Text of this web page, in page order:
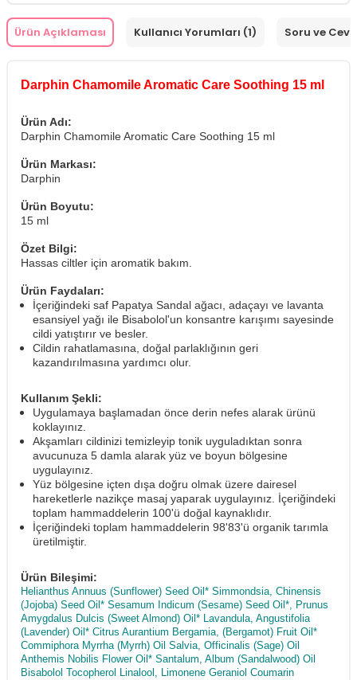
Ürün Açıklaması Kullanıcı Yorumları (1) Soru ve
Darphin Chamomile Aromatic Care Soothing 15 ml
Ürün Adı:
Darphin Chamomile Aromatic Care Soothing 15 ml
Ürün Markası:
Darphin
Ürün Boyutu:
15 ml
Özet Bilgi:
Hassas ciltler için aromatik bakım.
Ürün Faydaları:
İçeriğindeki saf Papatya Sandal ağacı, adaçayı ve lavanta
esansiyel yağı ile Bisabolol'un konsantre karışımı sayesinde
cildi yatıştırır ve besler.
Cildin rahatlamasına, doğal parlaklığının geri
kazandırılmasına yardımcı olur.
Kullanım Şekli:
Uygulamaya başlamadan önce derin nefes alarak ürünü
koklayınız.
Akşamları cildinizi temizleyip tonik uyguladıktan sonra
avucunuza 5 damla alarak yüz ve boyun bölgesine
uygulayınız.
Yüz bölgesine içten dışa doğru olmak üzere dairesel
hareketlerle nazikçe masaj yaparak uygulayınız. İçeriğindeki
toplam hammaddelerin 100'ü doğal kaynaklıdır.
İçeriğindeki toplam hammaddelerin 98'83'ü organik tarımla
üretilmiştir.
Ürün Bileşimi:
Helianthus Annuus (Sunflower) Seed Oil* Simmondsia, Chinensis
(Jojoba) Seed Oil* Sesamum Indicum (Sesame) Seed Oil*, Prunus
Amygdalus Dulcis (Sweet Almond) Oil* Lavandula, Angustifolia
(Lavender) Oil* Citrus Aurantium Bergamia, (Bergamot) Fruit Oil*
Commiphora Myrrha (Myrrh) Oil Salvia, Officinalis (Sage) Oil
Anthemis Nobilis Flower Oil* Santalum, Album (Sandalwood) Oil
Bisabolol Tocopherol Linalool, Limonene Geraniol Coumarin